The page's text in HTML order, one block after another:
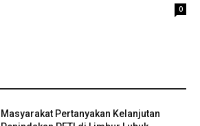
0
Masyarakat Pertanyakan Kelanjutan